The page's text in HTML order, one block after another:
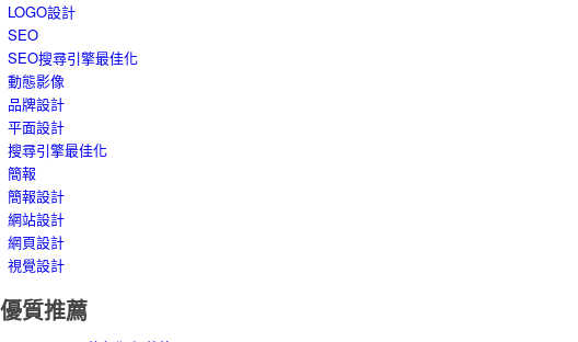
LOGO設計
SEO
SEO搜尋引擎最佳化
動態影像
品牌設計
平面設計
搜尋引擎最佳化
簡報
簡報設計
網站設計
網頁設計
視覺設計
優質推薦